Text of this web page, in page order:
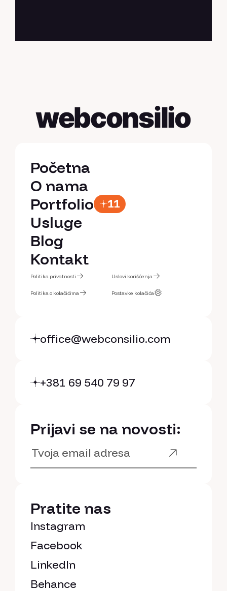
webconsilio
Početna
Početna
O nama
O nama
Portfolio
Portfolio
11
Usluge
Usluge
Blog
Blog
Kontakt
Kontakt
Politika privatnosti
Politika privatnosti
Uslovi korišćenja
Uslovi korišćenja
Politika o kolačićima Postavke kolačića
office@webconsilio.com
+381 69 540 79 97
Prijavi se na novosti:
Pratite nas
Instagram
Facebook
LinkedIn
Behance